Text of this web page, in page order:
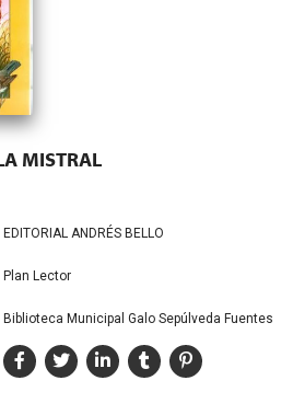
MISTRAL
EDITORIAL ANDRÉS BELLO
Plan Lector
Biblioteca Municipal Galo Sepúlveda Fuentes